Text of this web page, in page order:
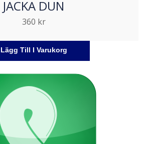
JACKA DUN
360 kr
Lägg Till I Varukorg